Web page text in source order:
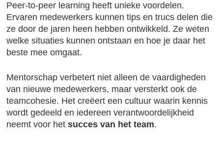
Peer-to-peer learning heeft unieke voordelen.
Ervaren medewerkers kunnen tips en trucs delen die
ze door de jaren heen hebben ontwikkeld. Ze weten
welke situaties kunnen ontstaan en hoe je daar het
beste mee omgaat.
Mentorschap verbetert niet alleen de vaardigheden
van nieuwe medewerkers, maar versterkt ook de
teamcohesie. Het creëert een cultuur waarin kennis
wordt gedeeld en iedereen verantwoordelijkheid
neemt voor hetsucces van het team.